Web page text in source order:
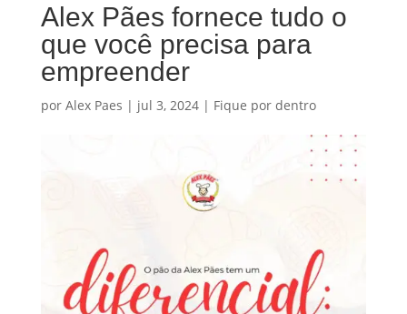
Alex Pães fornece tudo o
que você precisa para
empreender
por Alex Paes | jul 3, 2024| Fique por dentro